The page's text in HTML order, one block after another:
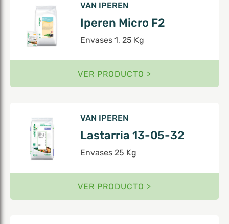
VAN IPEREN
Iperen Micro F2
Envases 1, 25 Kg
VER PRODUCTO >
VAN IPEREN
Lastarria 13-05-32
Envases 25 Kg
VER PRODUCTO >